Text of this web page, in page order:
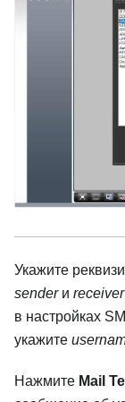
Укажите
senderи receiver
в настройках
укажите
Нажмите Mail